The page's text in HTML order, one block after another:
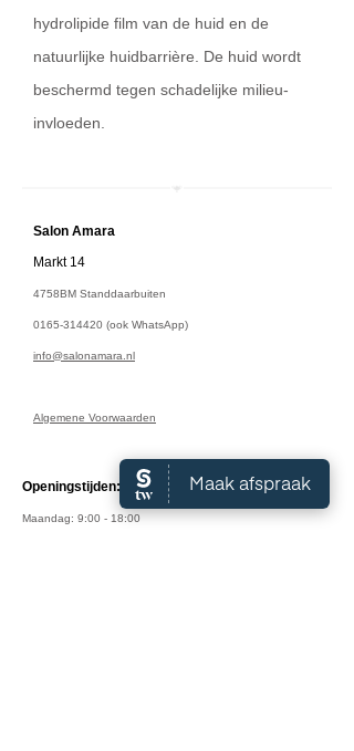
hydrolipide film van de huid en de
natuurlijke huidbarrière. De huid wordt
beschermd tegen schadelijke milieu-
invloeden.
Salon Amara
Markt 14
4758BM Standdaarbuiten
0165-314420 (ook WhatsApp)
info@salonamara.nl
Algemene Voorwaarden
Openingstijden:
Maandag: 9:00 - 18:00